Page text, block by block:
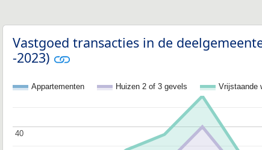
Vastgoed transacties in de
-2023)
Appartementen Huizen 2 of 3 gevels Vrijstaande
40
40